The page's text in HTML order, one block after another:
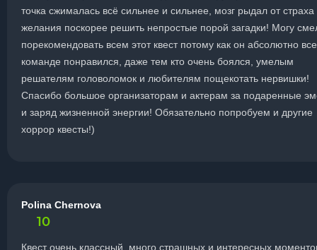
точка сжималась всё сильнее и сильнее, мозг рыдал от страха
желания поскорее решить непростые порой загадки! Могу
порекомендовать всем этот квест потому как он абсолютно
команде понравился, даже тем кто очень боялся, умелым
решателям головоломок и любителям пощекотать нервишки!
Спасибо большое организаторам и актерам за подаренные
и заряд жизненной энергии! Обязательно попробуем и другие
хоррор квесты!)
Polina Chernova
10
Квест очень классный, много страшных и интересных